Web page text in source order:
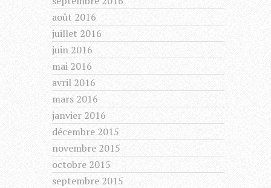
août 2016
juillet 2016
juin 2016
mai 2016
avril 2016
mars 2016
janvier 2016
décembre 2015
novembre 2015
octobre 2015
septembre 2015